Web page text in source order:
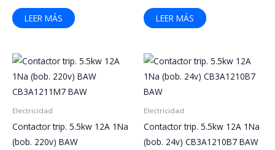
LEER MÁS LEER MÁS
Electricidad
Contactor trip. 5.5kw 12A 1Na
(bob. 220v) BAW
Electricidad
Contactor trip. 5.5kw 12A 1Na
(bob. 24v) CB3A1210B7 BAW